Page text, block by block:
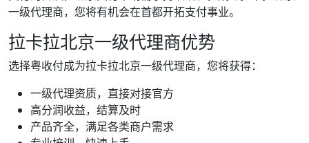
一级代理商，您将有机会在首都开拓支付事业。
拉卡拉北京一级代理商优势
选择粤收付成为拉卡拉北京一级代理商，您将获得：
一级代理资质，直接对接官方
高分润收益，结算及时
产品齐全，满足各类商户需求